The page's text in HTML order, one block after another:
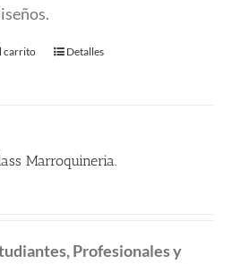
carrito Detalles
Marroquineria.
Profesionales y